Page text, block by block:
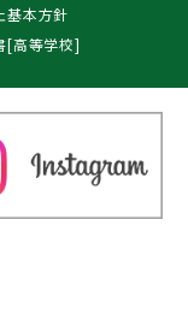
基本方針
[高等学校]